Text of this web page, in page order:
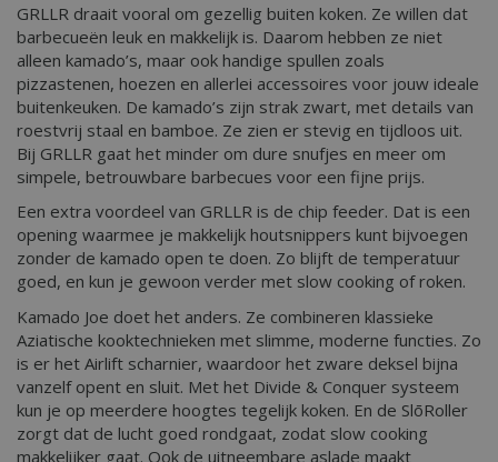
GRLLR draait vooral om gezellig buiten koken. Ze willen dat
barbecueën leuk en makkelijk is. Daarom hebben ze niet
alleen kamado’s, maar ook handige spullen zoals
pizzastenen, hoezen en allerlei accessoires voor jouw ideale
buitenkeuken. De kamado’s zijn strak zwart, met details van
roestvrij staal en bamboe. Ze zien er stevig en tijdloos uit.
Bij GRLLR gaat het minder om dure snufjes en meer om
simpele, betrouwbare barbecues voor een fijne prijs.
Een extra voordeel van GRLLR is de chip feeder. Dat is een
opening waarmee je makkelijk houtsnippers kunt bijvoegen
zonder de kamado open te doen. Zo blijft de temperatuur
goed, en kun je gewoon verder met slow cooking of roken.
Kamado Joe doet het anders. Ze combineren klassieke
Aziatische kooktechnieken met slimme, moderne functies. Zo
is er het Airlift scharnier, waardoor het zware deksel bijna
vanzelf opent en sluit. Met het Divide & Conquer systeem
kun je op meerdere hoogtes tegelijk koken. En de SlōRoller
zorgt dat de lucht goed rondgaat, zodat slow cooking
makkelijker gaat. Ook de uitneembare aslade maakt